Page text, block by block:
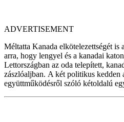
ADVERTISEMENT
Méltatta Kanada elkötelezettségét
arra, hogy lengyel és a kanadai
Lettországban az oda telepített,
zászlóaljban. A két politikus kedden
együttműködésről szóló kétoldalú